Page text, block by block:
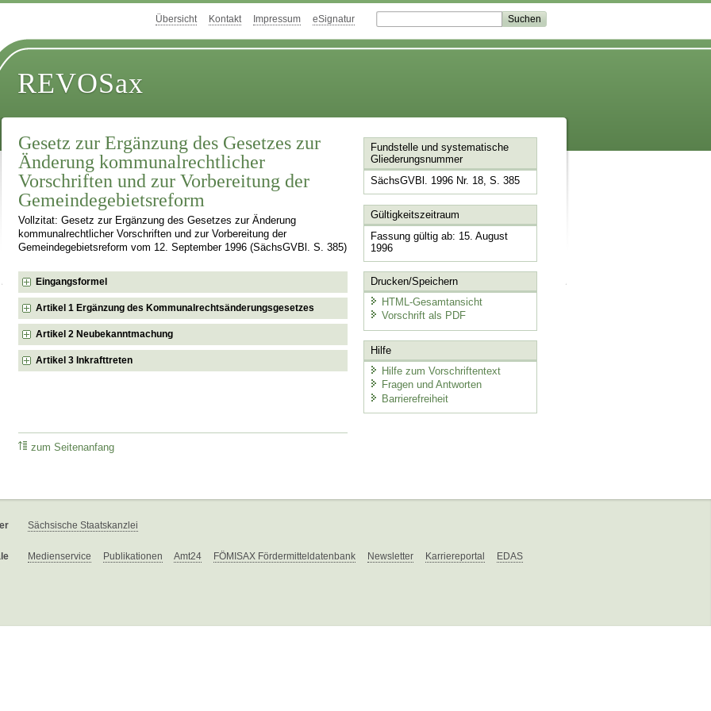
Übersicht Kontakt Impressum eSignatur
REVOSax
Gesetz zur Ergänzung des Gesetzes zur
Änderung kommunalrechtlicher
Vorschriften und zur Vorbereitung der
Gemeindegebietsreform
Vollzitat: Gesetz zur Ergänzung des Gesetzes zur Änderung
kommunalrechtlicher Vorschriften und zur Vorbereitung der
Gemeindegebietsreform vom 12. September 1996 (SächsGVBl. S. 385)
Eingangsformel
Artikel 1 Ergänzung des Kommunalrechtsänderungsgesetzes
Artikel 2 Neubekanntmachung
Artikel 3 Inkrafttreten
zum Seitenanfang
Fundstelle und systematische
Gliederungsnummer
SächsGVBl. 1996 Nr. 18, S. 385
Gültigkeitszeitraum
Fassung gültig ab: 15. August
1996
Drucken/Speichern
HTML-Gesamtansicht
Vorschrift als PDF
Hilfe
Hilfe zum Vorschriftentext
Fragen und Antworten
Barrierefreiheit
Sächsische Staatskanzlei
Medienservice Publikationen Amt24 FÖMISAX Fördermitteldatenbank Newsletter Karriereportal EDAS